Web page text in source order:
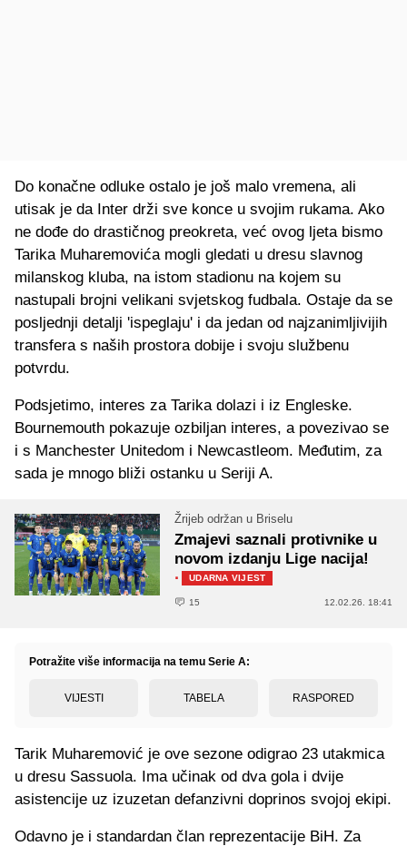
Do konačne odluke ostalo je još malo vremena, ali
utisak je da Inter drži sve konce u svojim rukama. Ako
ne dođe do drastičnog preokreta, već ovog ljeta bismo
Tarika Muharemovića mogli gledati u dresu slavnog
milanskog kluba, na istom stadionu na kojem su
nastupali brojni velikani svjetskog fudbala. Ostaje da se
posljednji detalji 'ispeglaju' i da jedan od najzanimljivijih
transfera s naših prostora dobije i svoju službenu
potvrdu.
Podsjetimo, interes za Tarika dolazi i iz Engleske.
Bournemouth pokazuje ozbiljan interes, a povezivao se
i s Manchester Unitedom i Newcastleom. Međutim, za
sada je mnogo bliži ostanku u Seriji A.
Žrijeb održan u Briselu
Zmajevi saznali protivnike u
novom izdanju Lige nacija!
· UDARNA VIJEST
15 12.02.26. 18:41
Potražite više informacija na temu Serie A:
VIJESTI TABELA RASPORED
Tarik Muharemović je ove sezone odigrao 23 utakmica
u dresu Sassuola. Ima učinak od dva gola i dvije
asistencije uz izuzetan defanzivni doprinos svojoj ekipi.
Odavno je i standardan član reprezentacije BiH. Za